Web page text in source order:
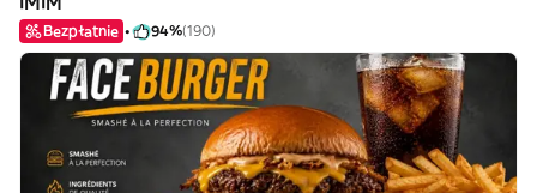
Bezpłatnie 94%(190)